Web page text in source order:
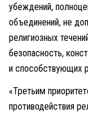
убеждений,
объединений, не
религиозных
безопасность,
и способствующих
«Третьим
противодействия